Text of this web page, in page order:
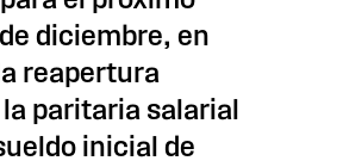
diciembre, en
reapertura
paritaria salarial
inicial de